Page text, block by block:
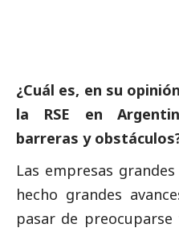
¿Cuál es, en su opinión
la RSE en
barreras y
Las empresas
hecho grandes
pasar de